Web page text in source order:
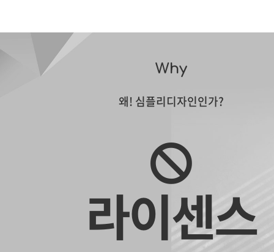
Why
왜! 심플리디자인인가?
라이센스